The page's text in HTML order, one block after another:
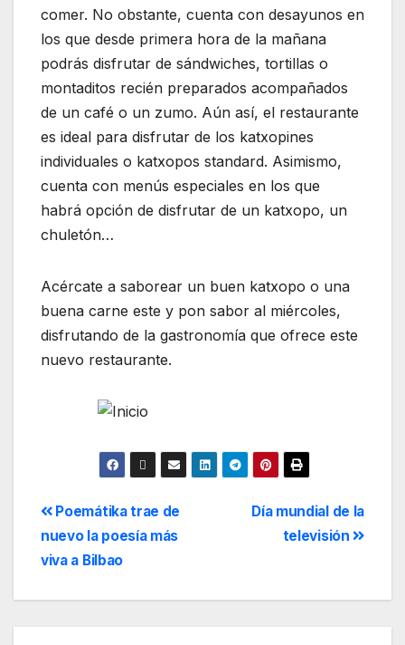
comer. No obstante, cuenta con desayunos en
los que desde primera hora de la mañana
podrás disfrutar de sándwiches, tortillas o
montaditos recién preparados acompañados
de un café o un zumo. Aún así, el restaurante
es ideal para disfrutar de los katxopines
individuales o katxopos standard. Asimismo,
cuenta con menús especiales en los que
habrá opción de disfrutar de un katxopo, un
chuletón…
Acércate a saborear un buen katxopo o una
buena carne este y pon sabor al miércoles,
disfrutando de la gastronomía que ofrece este
nuevo restaurante.
Día mundial de la
televisión
Poemátika trae de
nuevo la poesía más
viva a Bilbao